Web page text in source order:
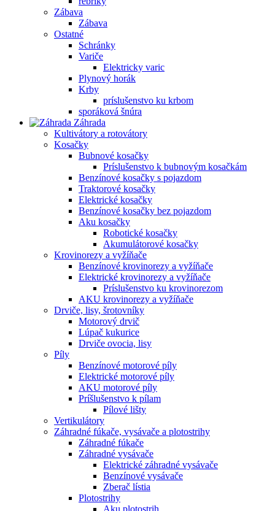
Zábava
Zábava
Ostatné
Schránky
Variče
Elektricky varic
Plynový horák
Krby
príslušenstvo ku krbom
sporáková šnúra
Záhrada
Kultivátory a rotovátory
Kosačky
Bubnové kosačky
Príslušenstvo k bubnovým kosačkám
Benzínové kosačky s pojazdom
Traktorové kosačky
Elektrické kosačky
Benzínové kosačky bez pojazdom
Aku kosačky
Robotické kosačky
Akumulátorové kosačky
Krovinorezy a vyžíňače
Benzínové krovinorezy a vyžíňače
Elektrické krovinorezy a vyžíňače
Príslušenstvo ku krovinorezom
AKU krovinorezy a vyžíňače
Drviče, lisy, šrotovníky
Motorový drvič
Lúpač kukurice
Drviče ovocia, lisy
Píly
Benzínové motorové píly
Elektrické motorové píly
AKU motorové píly
Príšlušenstvo k pílam
Pílové lišty
Vertikulátory
Záhradné fúkače, vysávače a plotostrihy
Záhradné fúkače
Záhradné vysávače
Elektrické záhradné vysávače
Benzínové vysávače
Zberač lístia
Plotostrihy
Aku plotostrih